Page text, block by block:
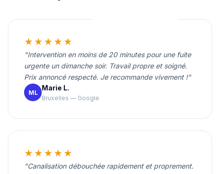
★★★★★
"Intervention en moins de 20 minutes pour une fuite
urgente un dimanche soir. Travail propre et soigné.
Prix annoncé respecté. Je recommande vivement !"
ML
Marie L.
Bruxelles — Google
★★★★★
"Canalisation débouchée rapidement et proprement.